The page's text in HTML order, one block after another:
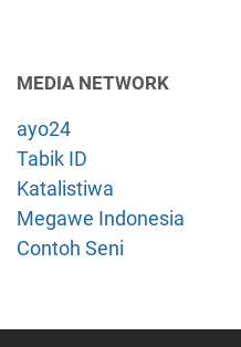
MEDIA NETWORK
ayo24
Tabik ID
Katalistiwa
Megawe Indonesia
Contoh Seni